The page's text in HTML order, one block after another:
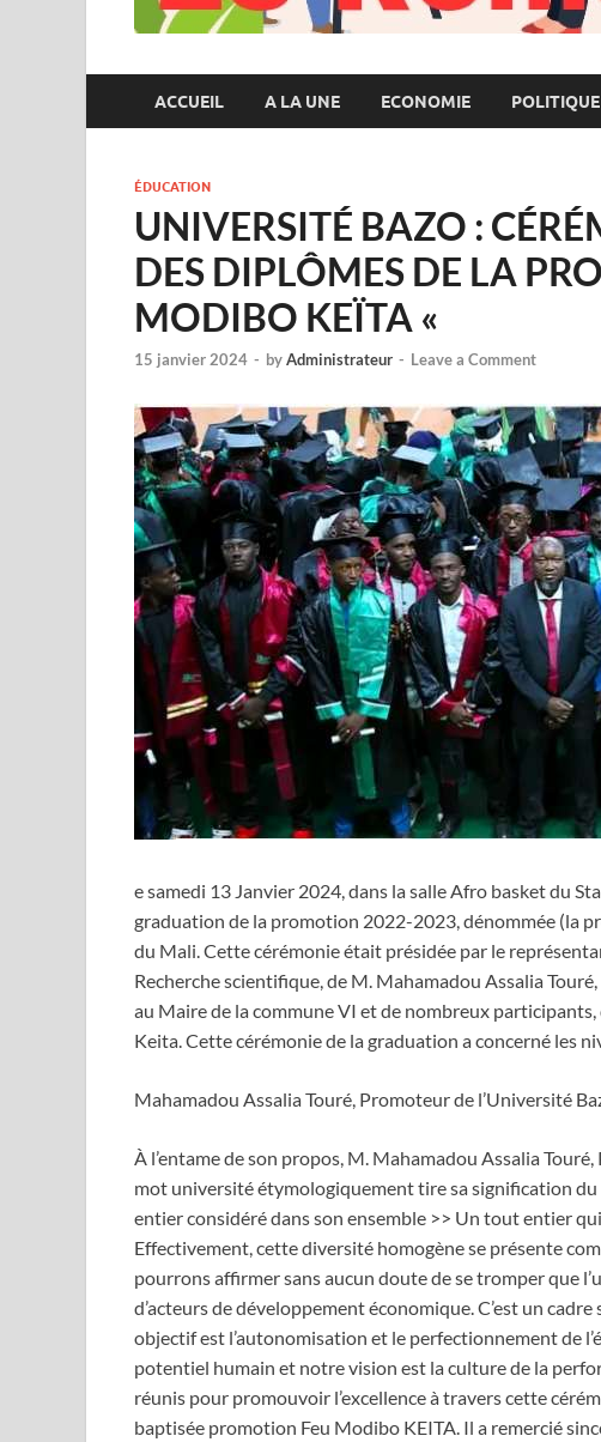
ACCUEIL A LA UNE ECONOMIE POLITIQUE
ÉDUCATION
UNIVERSITÉ BAZO :
DES DIPLÔMES DE LA
MODIBO KEÏTA «
15 janvier 2024 - byAdministrateur - Leave a Comment
e samedi 13 Janvier 2024, dans la salle Afro basket du
graduation de la promotion 2022-2023, dénommée (la
du Mali. Cette cérémonie était présidée par le
Recherche scientifique, de M. Mahamadou Assalia
au Maire de la commune VI et de nombreux
Keita. Cette cérémonie de la graduation a concerné les
Mahamadou Assalia Touré, Promoteur de l’Université
À l’entame de son propos, M. Mahamadou Assalia
mot université étymologiquement tire sa signification
entier considéré dans son ensemble >> Un tout entier
Effectivement, cette diversité homogène se présente
pourrons affirmer sans aucun doute de se tromper que
d’acteurs de développement économique. C’est un
objectif est l’autonomisation et le perfectionnement de
potentiel humain et notre vision est la culture de la
réunis pour promouvoir l’excellence à travers cette
baptisée promotion Feu Modibo KEITA. Il a remercié